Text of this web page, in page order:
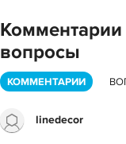
Комментарии
вопросы
КОММЕНТАРИИ
linedecor